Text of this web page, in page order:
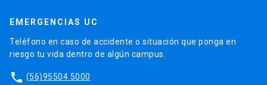
EMERGENCIAS UC
Teléfono en caso de accidente o situación que ponga en
riesgo tu vida dentro de algún campus.
phone (56)95504 5000